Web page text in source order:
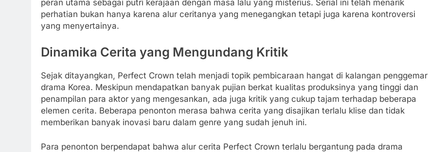
peran utama sebagai putri kerajaan dengan masa lalu yang misterius. Serial ini telah menarik
perhatian bukan hanya karena alur ceritanya yang menegangkan tetapi juga karena kontroversi
yang menyertainya.
Dinamika Cerita yang Mengundang Kritik
Sejak ditayangkan, Perfect Crown telah menjadi topik pembicaraan hangat di kalangan penggemar
drama Korea. Meskipun mendapatkan banyak pujian berkat kualitas produksinya yang tinggi dan
penampilan para aktor yang mengesankan, ada juga kritik yang cukup tajam terhadap beberapa
elemen cerita. Beberapa penonton merasa bahwa cerita yang disajikan terlalu klise dan tidak
memberikan banyak inovasi baru dalam genre yang sudah jenuh ini.
Para penonton berpendapat bahwa alur cerita Perfect Crown terlalu bergantung pada drama